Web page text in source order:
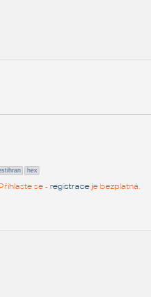
hex
se - registraceje bezplatná.